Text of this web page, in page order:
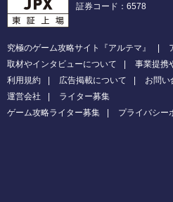
証券コード：6578
究極のゲーム攻略サイト『アルテマ』
取材やインタビューについて
事業提携
利用規約
広告掲載について お問い
運営会社
ライター募集
ゲーム攻略ライター募集
プライバシー